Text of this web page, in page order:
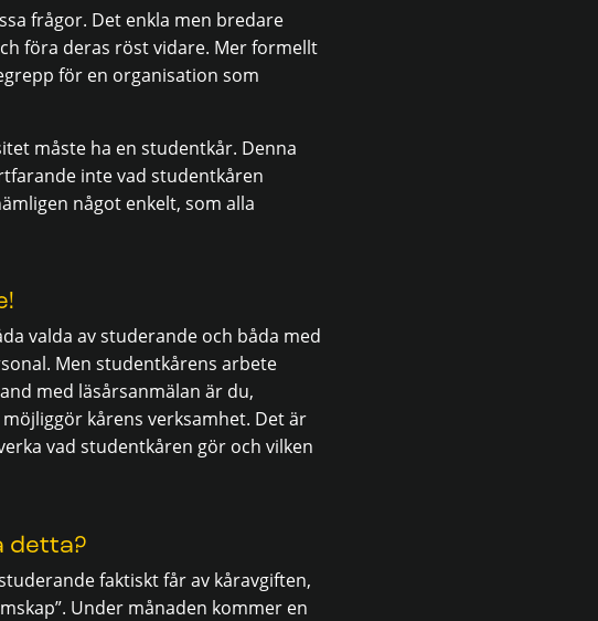
frågor. Det enkla men bredare
föra deras röst vidare. Mer formellt
för en organisation som
måste ha en studentkår. Denna
inte vad studentkåren
något enkelt, som alla
valda av studerande och båda med
Men studentkårens arbete
med läsårsanmälan är du,
kårens verksamhet. Det är
vad studentkåren gör och vilken
detta?
faktiskt får av kåravgiften,
Under månaden kommer en